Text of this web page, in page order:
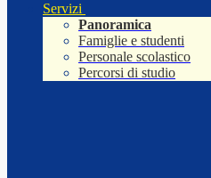
Servizi
Panoramica
Famiglie e studenti
Personale scolastico
Percorsi di studio